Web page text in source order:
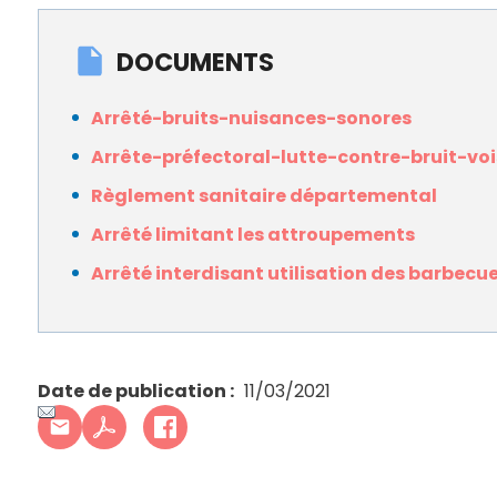
DOCUMENTS
Arrêté-bruits-nuisances-sonores
Arrête-préfectoral-lutte-contre-bruit-
Règlement sanitaire départemental
Arrêté limitant les attroupements
Arrêté interdisant utilisation des
Date de publication 11/03/2021